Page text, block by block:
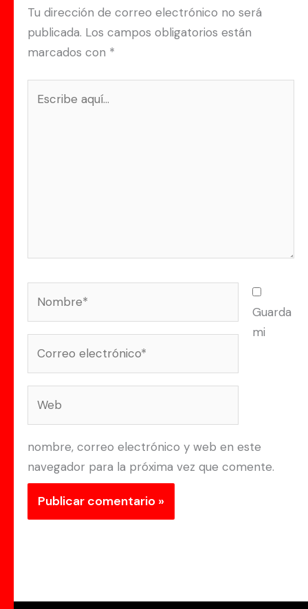
Tu dirección de correo electrónico no será
publicada. Los campos obligatorios están
marcados con *
Guarda
mi
nombre, correo electrónico y web en este
navegador para la próxima vez que comente.